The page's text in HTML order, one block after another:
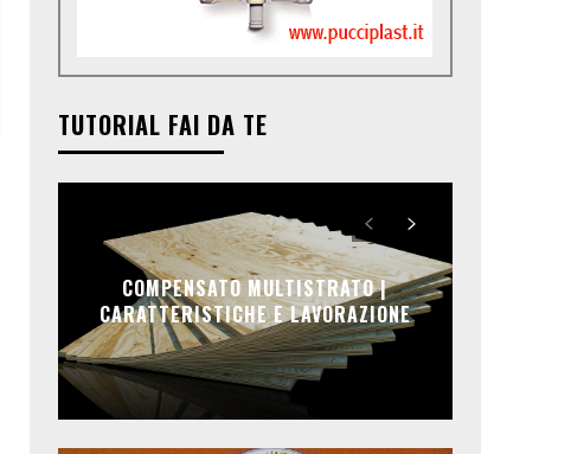
TUTORIAL FAI DA TE
COMPENSATO MULTISTRATO |
CARATTERISTICHE E LAVORAZIONE